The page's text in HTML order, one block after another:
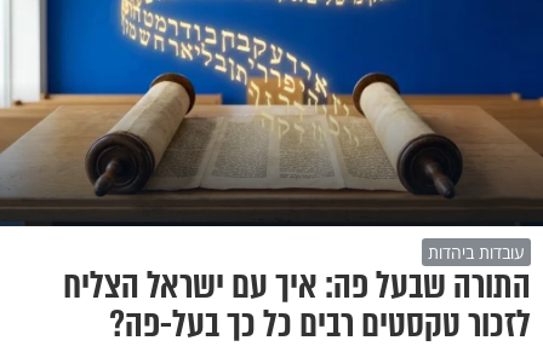
עובדות ביהדות
התורה שבעל פה: איך עם ישראל הצליח
לזכור טקסטים רבים כל כך בעל-פה?